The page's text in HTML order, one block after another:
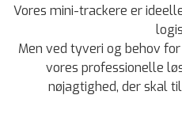
Vores mini-trackere er
Men ved tyveri og behov
vores professionelle
nøjagtighed, der skal